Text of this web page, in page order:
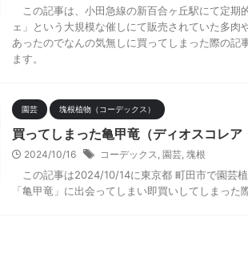
この記事は、小田急線の新百合ヶ丘駅にて定期
ェ」という大規模な催しにて販売されていた多
あったのでなんの気無しに買ってしまった際の記
ます。
園芸 塊根植物（コーデックス）
買ってしまった亀甲竜（ディオスコレア
2024/10/16 コーデックス 園芸 塊根
この記事は2024/10/14に東京都 町田市で園芸
「亀甲竜」に出会ってしまい即買いしてしまった